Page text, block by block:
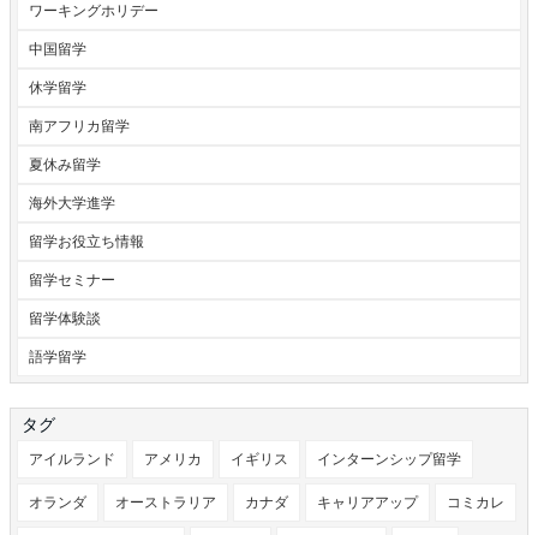
ワーキングホリデー
中国留学
休学留学
南アフリカ留学
夏休み留学
海外大学進学
留学お役立ち情報
留学セミナー
留学体験談
語学留学
タグ
アイルランド アメリカ イギリス インターンシップ留学
オランダ オーストラリア カナダ キャリアアップ コミカレ